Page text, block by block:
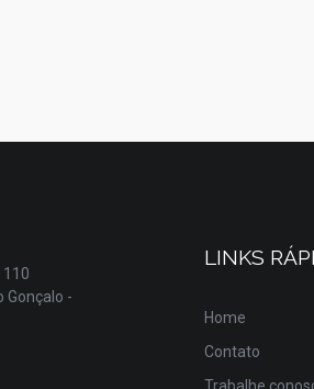
110
Gonçalo -
LINKS
Home
Contato